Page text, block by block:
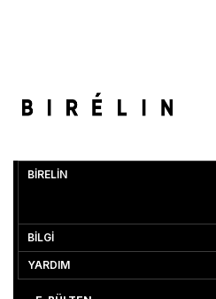
BİRELİN
BİLGİ
YARDIM